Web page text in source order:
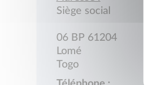
Siège social
06 BP 61204
Lomé
Togo